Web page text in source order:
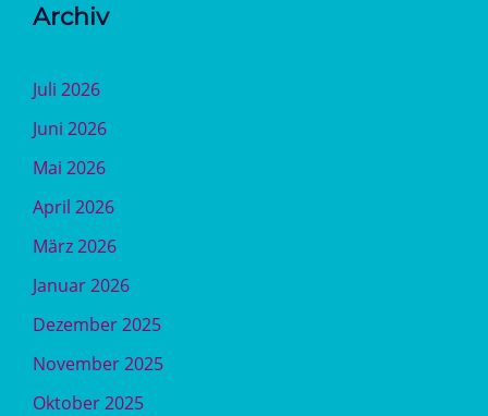
Archiv
Juli 2026
Juni 2026
Mai 2026
April 2026
März 2026
Januar 2026
Dezember 2025
November 2025
Oktober 2025